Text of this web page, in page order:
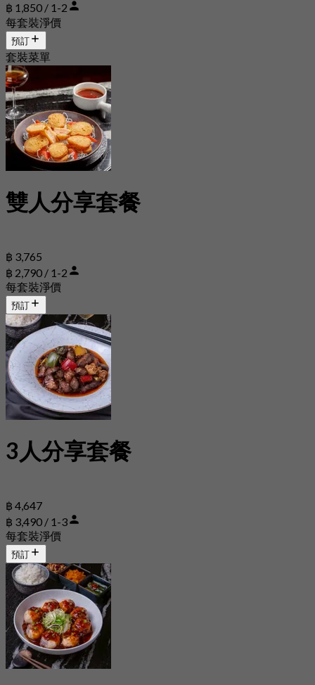
฿ 1,850 / 1-2
每套裝淨價
預訂
套裝菜單
雙人分享套餐
฿ 3,765
฿ 2,790 / 1-2
每套裝淨價
預訂
3人分享套餐
฿ 4,647
฿ 3,490 / 1-3
每套裝淨價
預訂